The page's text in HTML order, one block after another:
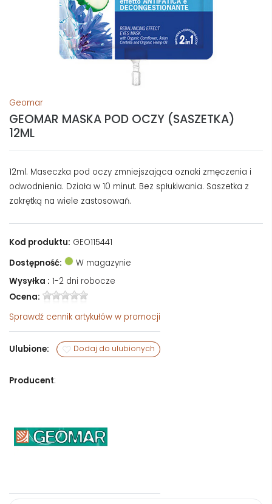
Geomar
GEOMAR MASKA POD OCZY (SASZETKA)
12ML
12ml. Maseczka pod oczy zmniejszająca oznaki zmęczenia i
odwodnienia. Działa w 10 minut. Bez spłukiwania. Saszetka z
zakrętką na wiele zastosowań.
Kod produktu: GEO115441
Dostępność:
W magazynie
Wysyłka : 1-2 dni robocze
Ocena:
Sprawdź cennik artykułów w promocji
Ulubione: Dodaj do ulubionych
Producent: